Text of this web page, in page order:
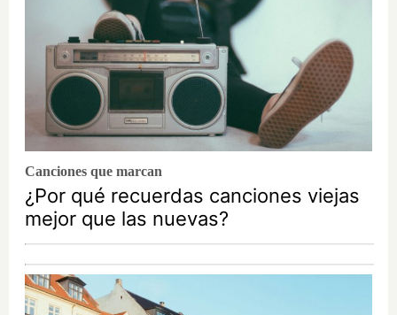
Canciones que marcan
¿Por qué recuerdas canciones viejas
mejor que las nuevas?